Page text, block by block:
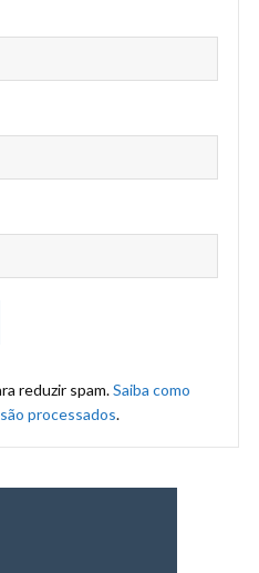
reduzir spam.Saiba como
processados.